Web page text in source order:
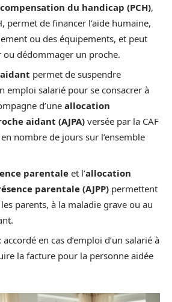
du handicap (PCH),
permet de financer l’aide humaine,
ou des équipements, et peut
dédommager un proche.
permet de suspendre
emploi salarié pour se consacrer à
d’une allocation
aidant (AJPA) versée par la CAF
nombre de jours sur l’ensemble
parentale et l’allocation
parentale (AJPP) permettent
parents, à la maladie grave ou au
accordé en cas d’emploi d’un salarié à
la facture pour la personne aidée